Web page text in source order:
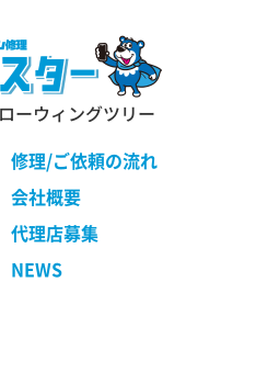
ーウィングツリー
修理/ご依頼の流れ
会社概要
代理店募集
NEWS